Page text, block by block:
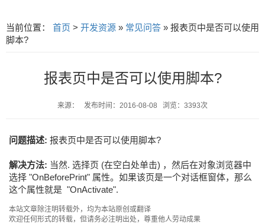
当前位置： 首页 > 开发资源 » 常见问答 » 报表页中是否可以使用
脚本?
报表页中是否可以使用脚本?
来源： 发布时间：2016-08-08 浏览：3393次
问题描述: 报表页中是否可以使用脚本?
解决方法: 当然. 选择页 (在空白处单击) ，然后在对象浏览器中
选择 "OnBeforePrint" 属性。如果该页是一个对话框窗体，那么
这个属性就是 "OnActivate".
本站文章除注明转载外，均为本站原创或翻译
欢迎任何形式的转载，但请务必注明出处，尊重他人劳动成果